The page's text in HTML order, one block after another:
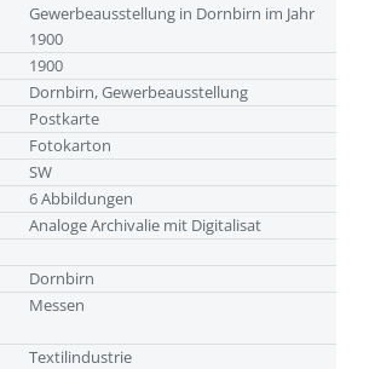
Gewerbeausstellung in Dornbirn im Jahr
1900
1900
Dornbirn, Gewerbeausstellung
Postkarte
Fotokarton
SW
6 Abbildungen
Analoge Archivalie mit Digitalisat
Dornbirn
Messen
Textilindustrie